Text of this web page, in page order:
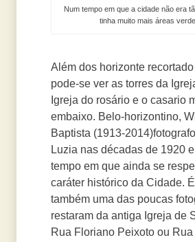
Num tempo em que a cidade não era
tinha muito mais áreas
Além dos horizonte
pode-se ver as torres da
Igreja do rosário e o casario
embaixo. Belo-horizontino,
Baptista (1913-
Luzia nas décadas de 1920
tempo em que ainda se
caráter histórico da Cidade.
também uma das poucas
restaram da antiga Igreja de
Rua Floriano Peixoto ou Rua